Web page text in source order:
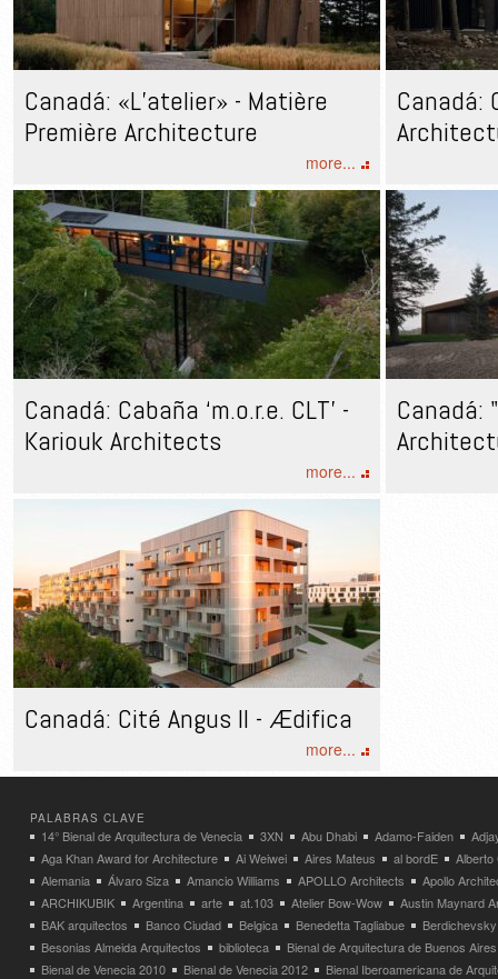
Canadá: «L’atelier» - Matière
Première Architecture
more...
Canadá:
Canadá: Cabaña ‘m.o.r.e. CLT’ -
Kariouk Architects
more...
Canadá:
Canadá: Cité Angus II - Ædifica
more...
PALABRAS CLAVE
14° Bienal de Arquitectura de Venecia 3XN Abu Dhabi Adamo-Faiden
Aga Khan Award for Architecture
Ai Weiwei Aires Mateus al bordE
Alberto
Alemania
Álvaro Siza Amancio Williams APOLLO Architects
Apollo
ARCHIKUBIK
Argentina arte at.103 Atelier Bow-Wow
Austin Maynard
BAK arquitectos
Banco Ciudad Belgica Benedetta Tagliabue
Besonias Almeida Arquitectos
biblioteca
Bienal de Arquitectura de Buenos Aires
Bienal de Venecia 2010
Bienal de Venecia 2012
Bienal Iberoamericana de